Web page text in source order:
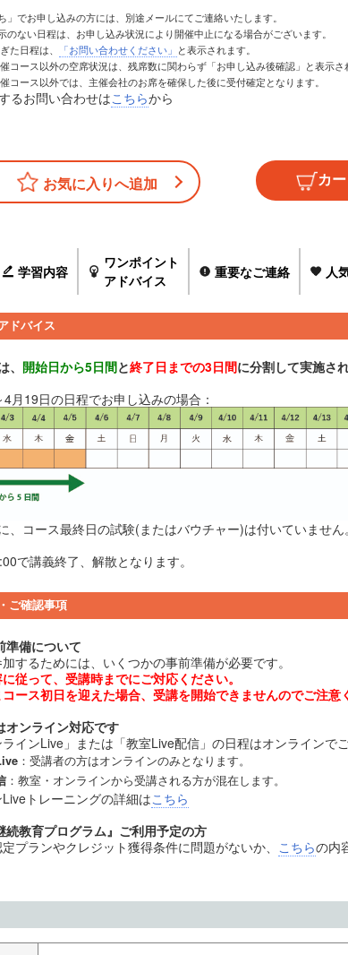
日(月) ～ 2026年11月5日(木)
新宿LC
日(月) ～ 2026年11月12日(木)
オンラインLive
日(月) ～ 2026年11月18日(水)
大阪LC
日(月) ～ 2026年12月16日(水)
」でお申し込みの方には、別途メールにてご連絡いたします。
のない日程は、お申し込み状況により開催中止になる場合がございます。
た日程は、
「お問い合わせください」 と表示されます。
コース以外の空席状況は、残席数に関わらず「お申し込み後確認」と表示さ
コース以外では、主催会社のお席を確保した後に受付確定となります。
るお問い合わせはこちらから
お気に入りへ追加
学習内容
ワンポイント
アドバイス
重要なご連絡 人
ドバイス
開始日から5日間と終了日までの3日間に分割して実施さ
月19日の日程でお申し込みの場合：
、コース最終日の試験(またはバウチャー)は付いていません。
で講義終了、解散となります。
ご確認事項
準備について
するためには、いくつかの事前準備が必要です。
従って、受講時までにご対応ください。
ース初日を迎えた場合、受講を開始できませんのでご注意
オンライン対応です
インLive」または「教室Live配信」の日程はオンラインで
：受講者の方はオンラインのみとなります。
：教室・オンラインから受講される方が混在します。
トレーニングの詳細はこちら
続教育プログラム』ご利用予定の方
プランやクレジット獲得条件に問題がないか、 こちらの内